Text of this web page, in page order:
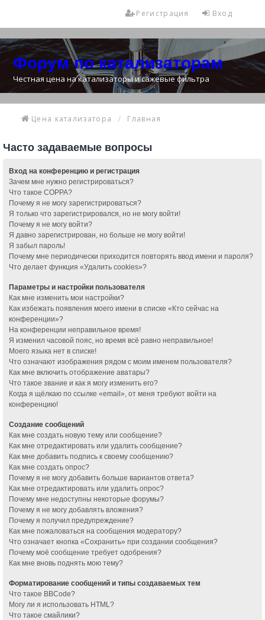
Вход
Регистрация
Форум по катализаторам
Честная цена на катализаторы и сажевые фильтра
Цена катализатора Главная
Часто задаваемые вопросы
Вход на конференцию и регистрация
Зачем мне нужно регистрироваться?
Что такое COPPA?
Почему я не могу зарегистрироваться?
Я только что зарегистрировался, но не могу войти!
Почему я не могу войти?
Я давно зарегистрирован, но больше не могу войти!
Я забыл пароль!
Почему мне периодически приходится повторять ввод имени и пароля?
Что делает функция «Удалить cookies»?
Параметры и настройки пользователя
Как мне изменить мои настройки?
Как избежать появления моего имени в списке «Кто сейчас на
конференции»?
На конференции неправильное время!
Я изменил часовой пояс, но время всё равно неправильное!
Моего языка нет в списке!
Что означают изображения рядом с моим именем пользователя?
Как мне включить отображение аватары?
Что такое звание и как я могу изменить его?
Когда я щёлкаю по ссылке «email», от меня требуют войти на
конференцию!
Создание сообщений
Как мне создать новую тему или сообщение?
Как мне отредактировать или удалить сообщение?
Как мне добавить подпись к своему сообщению?
Как мне создать опрос?
Почему я не могу добавить больше вариантов ответа?
Как мне отредактировать или удалить опрос?
Почему мне недоступны некоторые форумы?
Почему я не могу добавлять вложения?
Почему я получил предупреждение?
Как мне пожаловаться на сообщения модератору?
Что означает кнопка «Сохранить» при создании сообщения?
Почему моё сообщение требует одобрения?
Как мне вновь поднять мою тему?
Форматирование сообщений и типы создаваемых тем
Что такое BBCode?
Могу ли я использовать HTML?
Что такое смайлики?